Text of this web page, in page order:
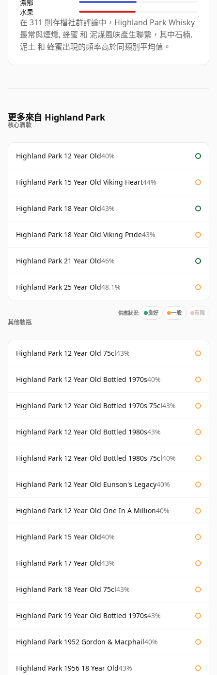
濃郁
水果
在 311 則存檔社群評論中，Highland Park Whisky
最常與煙燻, 蜂蜜 和 泥煤風味產生聯繫，其中石楠,
泥土 和 蜂蜜出現的頻率高於同類別平均值。
更多來自 Highland Park
核心酒款
Highland Park 12 Year Old40%
Highland Park 15 Year Old Viking Heart44%
Highland Park 18 Year Old43%
Highland Park 18 Year Old Viking Pride43%
Highland Park 21 Year Old46%
Highland Park 25 Year Old48.1%
供應狀況: 良好 一般 有限
其他裝瓶
Highland Park 12 Year Old 75cl43%
Highland Park 12 Year Old Bottled 1970s40%
Highland Park 12 Year Old Bottled 1970s 75cl43%
Highland Park 12 Year Old Bottled 1980s43%
Highland Park 12 Year Old Bottled 1980s 75cl40%
Highland Park 12 Year Old Eunson's Legacy40%
Highland Park 12 Year Old One In A Million40%
Highland Park 15 Year Old40%
Highland Park 17 Year Old43%
Highland Park 18 Year Old 75cl43%
Highland Park 19 Year Old Bottled 1970s43%
Highland Park 1952 Gordon & Macphail40%
Highland Park 1956 18 Year Old43%